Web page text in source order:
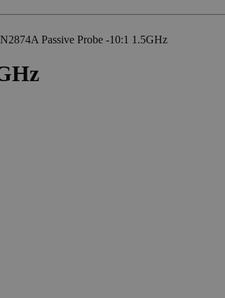
Passive Probe -10:1 1.5GHz